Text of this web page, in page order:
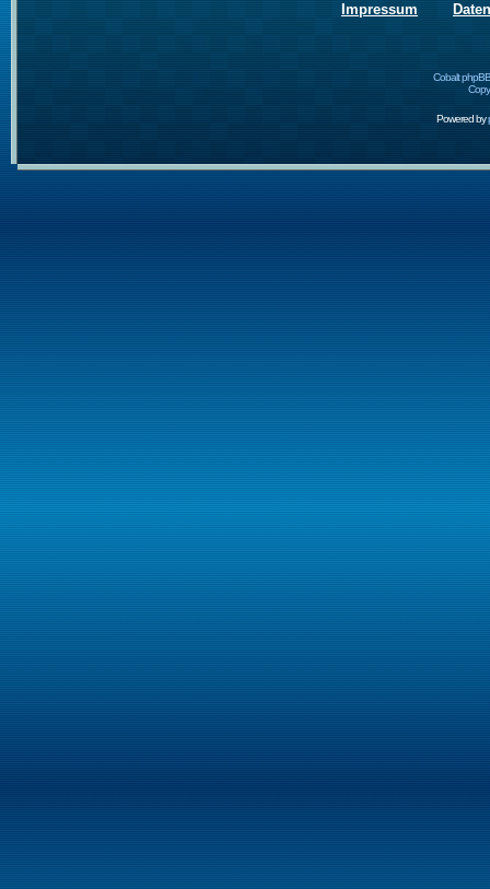
Impressum
Cobalt
Powered by